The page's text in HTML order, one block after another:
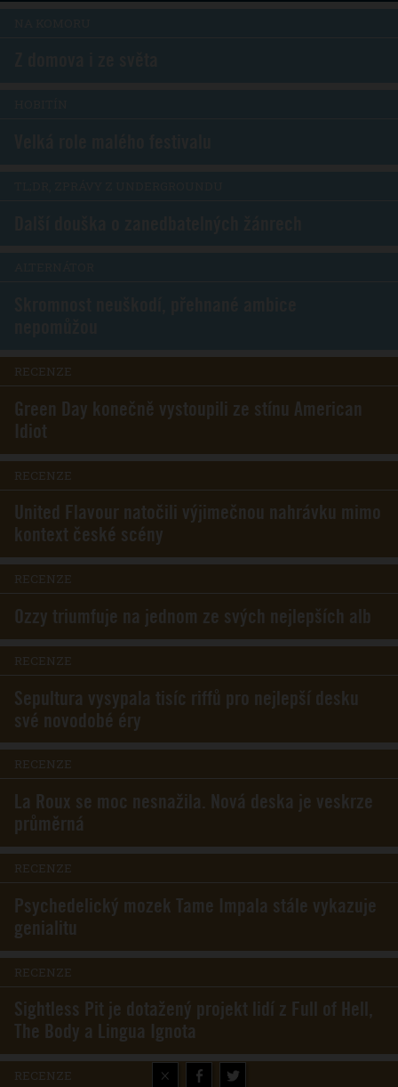
×
RECENZE
Green Day konečně vystoupili ze stínu American
Idiot
RECENZE
United Flavour natočili výjimečnou nahrávku mimo
kontext české scény
RECENZE
Ozzy triumfuje na jednom ze svých nejlepších alb
RECENZE
Sepultura vysypala tisíc riffů pro nejlepší desku
své novodobé éry
RECENZE
La Roux se moc nesnažila. Nová deska je veskrze
průměrná
RECENZE
Psychedelický mozek Tame Impala stále vykazuje
genialitu
RECENZE
Sightless Pit je dotažený projekt lidí z Full of Hell,
The Body a Lingua Ignota
RECENZE